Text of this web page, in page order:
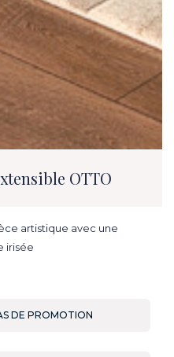
OTTO
artistique avec une
irisée
DE PROMOTION